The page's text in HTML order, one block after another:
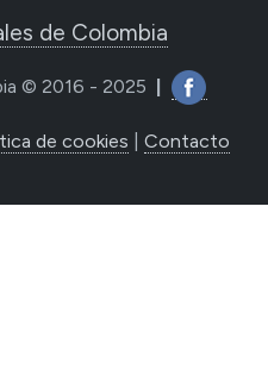
de Colombia
© 2016 - 2025
de cookies Contacto